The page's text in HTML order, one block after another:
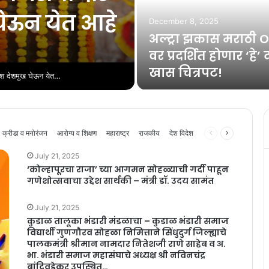
घेऊन येत आहे
देशमुख घेऊन येत…
December 8, 2025
अल्ट्रा झकास मराठी
वर प्रदर्शित होणार ‘हे’
खास चित्रपट!
क्रीडा व मनोरंजन आरोग्य व शिक्षण महाराष्ट्र राजकीय देश विदेश
Previous
Next
July 21, 2025
‘कोल्हापूरचा राजा’ च्या आगमन सोहळ्याची गर्दी पाहून
गणेशोत्सवाचा उद्देश सार्थकी – मंत्री डॉ. उदय सामंत
July 21, 2025
कुडाळ तालूका भंडारी मंडळाचा – कुडाळ भंडारी समाज
विद्यार्थी गुणगौरव सोहळा निमित्ताने सिंधुदुर्ग जिल्ह्याचे
पालकमंत्री श्रीमान नामदार नितेशजी राणे साहेब व अ.
भा. भंडारी समाज महासंघाचे अध्यक्ष श्री नविनचंद्र
बांदिवडेकर उपस्थित…